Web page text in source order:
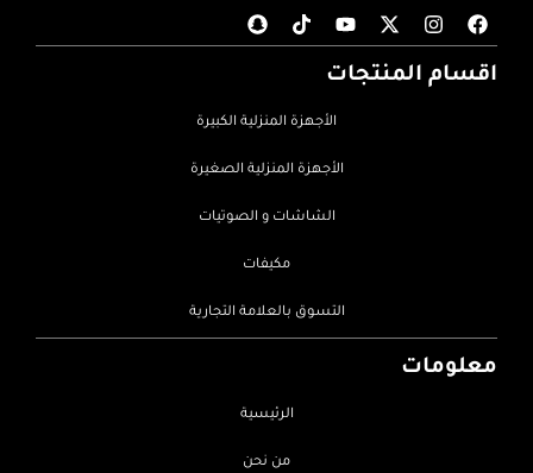
اقسام المنتجات
الأجهزة المنزلية الكبيرة
الأجهزة المنزلية الصغيرة
الشاشات و الصوتيات
مكيفات
التسوق بالعلامة التجارية
معلومات
الرئيسية
من نحن